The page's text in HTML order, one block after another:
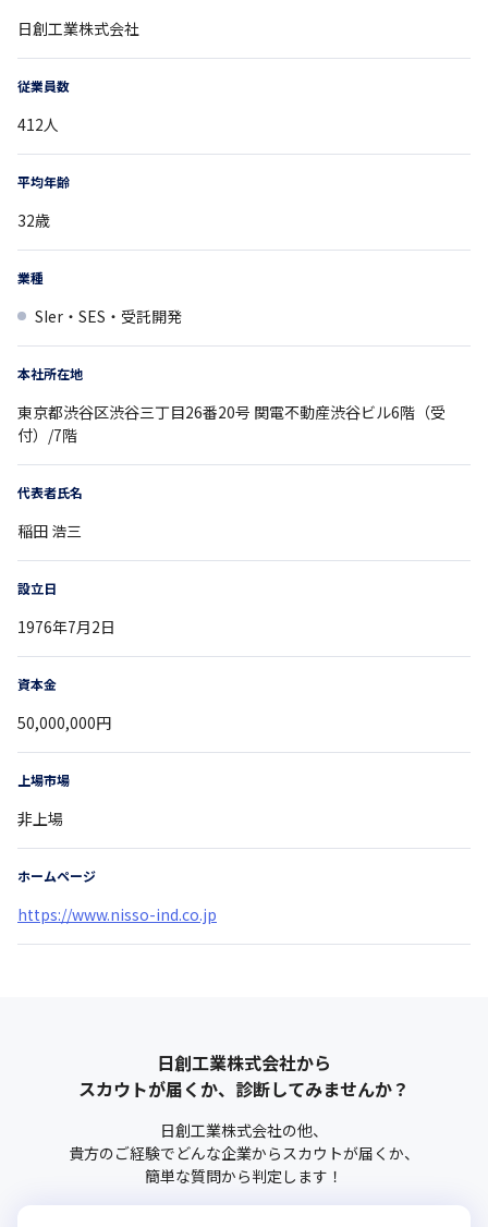
日創工業株式会社
従業員数
412人
平均年齢
32歳
業種
SIer・SES・受託開発
本社所在地
東京都渋谷区渋谷三丁目26番20号 関電不動産渋谷ビル6階（受
付）/7階
代表者氏名
稲田 浩三
設立日
1976年7月2日
資本金
50,000,000円
上場市場
非上場
ホームページ
https://www.nisso-ind.co.jp
日創工業株式会社から
スカウトが届くか、診断してみませんか？
日創工業株式会社の他、
貴方のご経験でどんな企業からスカウトが届くか、
簡単な質問から判定します！